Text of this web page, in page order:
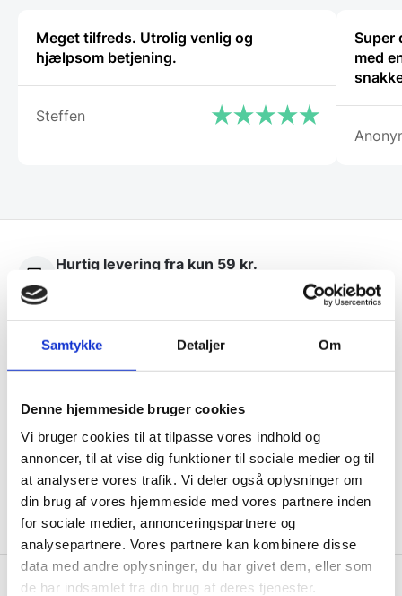
Samtykke Detaljer Om
Denne hjemmeside bruger cookies
Vi bruger cookies til at tilpasse vores indhold og
annoncer, til at vise dig funktioner til sociale medier og til
at analysere vores trafik. Vi deler også oplysninger om
din brug af vores hjemmeside med vores partnere inden
for sociale medier, annonceringspartnere og
analysepartnere. Vores partnere kan kombinere disse
data med andre oplysninger, du har givet dem, eller som
de har indsamlet fra din brug af deres tjenester.
Meget tilfreds. Utrolig venlig og
hjælpsom betjening.
Steffen
Super
med
Hurtig levering fra kun 59 kr.
Lynhurtig levering
10.000 m2 lager
og god rådgivning siden 1976
Brug for hjælp?
Kontakt kundeservice 97 15 31 11